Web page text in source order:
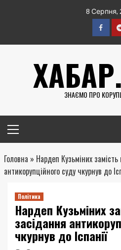
8 Серпня,
ЗНАЄМО ПРО
меню
Головна » Нардеп Кузьміних замість
антикорупційного суду чкурнув до
Політика
Нардеп Кузьміних
засідання
чкурнув до Іспанії